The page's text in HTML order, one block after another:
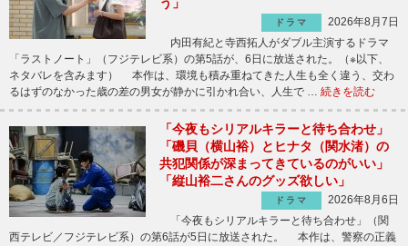
ドラマ
2026年8月7日
内田有紀と寺西拓人がダブル主演するドラマ
「ラストノート」（フジテレビ系）の第5話が、6日に放送された。（※以下、
ネタバレを含みます） 本作は、環境も積み重ねてきた人生も全く違う、交わ
るはずのなかった歳の差の男女が静かに引かれ合い、人生で … 続きを読む
「今夜もシリアルキラーと待ち合わせ」
「磯貝（横山裕）とヒナタ（関水渚）の
共犯関係が深まってきているのがいい」
「縦山裕二さんのグッズ欲しい」
ドラマ
2026年8月6日
「今夜もシリアルキラーと待ち合わせ」（関
西テレビ／フジテレビ系）の第6話が5日に放送された。 本作は、警察の正義